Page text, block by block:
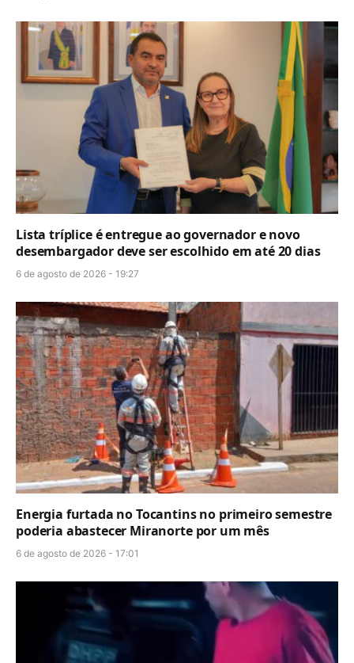
Lista tríplice é entregue ao governador e novo
desembargador deve ser escolhido em até 20 dias
6 de agosto de 2026 - 19:27
Energia furtada no Tocantins no primeiro semestre
poderia abastecer Miranorte por um mês
6 de agosto de 2026 - 17:01